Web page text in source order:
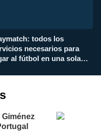
todos los
necesarios para
al fútbol en una sola